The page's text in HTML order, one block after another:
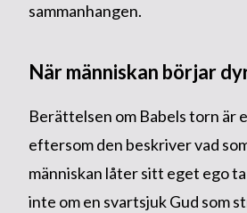
sammanhangen.
När människan börjar
Berättelsen om Babels torn är
eftersom den beskriver vad
människan låter sitt eget ego
inte om en svartsjuk Gud som